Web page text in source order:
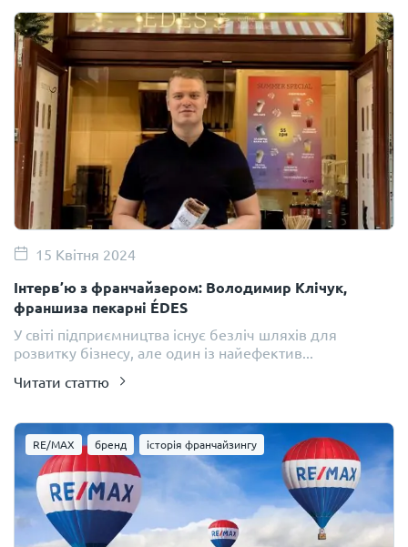
15 Квітня 2024
Інтерв’ю з франчайзером: Володимир Клічук,
франшиза пекарні ÉDES
У світі підприємництва існує безліч шляхів для
розвитку бізнесу, але один із найефектив...
Читати статтю
RE/MAX бренд історія франчайзингу